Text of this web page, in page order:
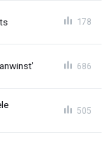
178
686
505